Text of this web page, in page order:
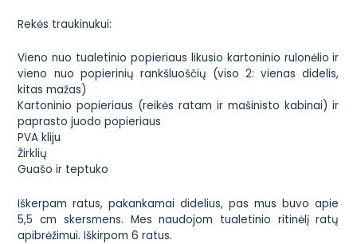
Rekės traukinukui:
Vieno nuo tualetinio popieriaus likusio kartoninio rulonėlio ir
vieno nuo popierinių rankšluoščių (viso 2: vienas didelis,
kitas mažas)
Kartoninio popieriaus (reikės ratam ir mašinisto kabinai) ir
paprasto juodo popieriaus
PVA kliju
Žirklių
Guašo ir teptuko
Iškerpam ratus, pakankamai didelius, pas mus buvo apie
5,5 cm skersmens. Mes naudojom tualetinio ritinėlį ratų
apibrėžimui. Iškirpom 6 ratus.